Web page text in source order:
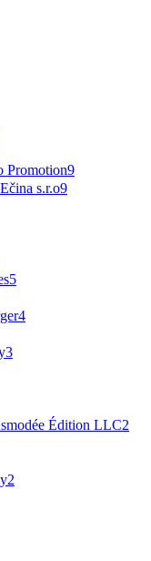
Promotion9
s.r.o9
5
4
3
Édition LLC2
2